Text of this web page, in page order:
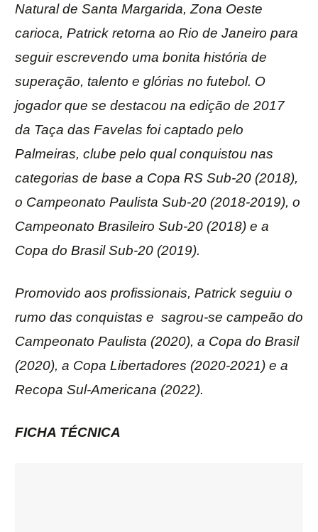
Natural de Santa Margarida, Zona Oeste
carioca, Patrick retorna ao Rio de Janeiro para
seguir escrevendo uma bonita história de
superação, talento e glórias no futebol. O
jogador que se destacou na edição de 2017
da Taça das Favelas foi captado pelo
Palmeiras, clube pelo qual conquistou nas
categorias de base a Copa RS Sub-20 (2018),
o Campeonato Paulista Sub-20 (2018-2019), o
Campeonato Brasileiro Sub-20 (2018) e a
Copa do Brasil Sub-20 (2019).
Promovido aos profissionais, Patrick seguiu o
rumo das conquistas e sagrou-se campeão do
Campeonato Paulista (2020), a Copa do Brasil
(2020), a Copa Libertadores (2020-2021) e a
Recopa Sul-Americana (2022).
FICHA TÉCNICA